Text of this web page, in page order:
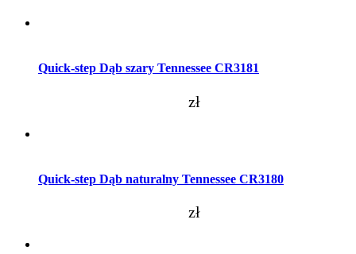
Quick-step Dąb szary Tennessee CR3181
zł
Quick-step Dąb naturalny Tennessee CR3180
zł